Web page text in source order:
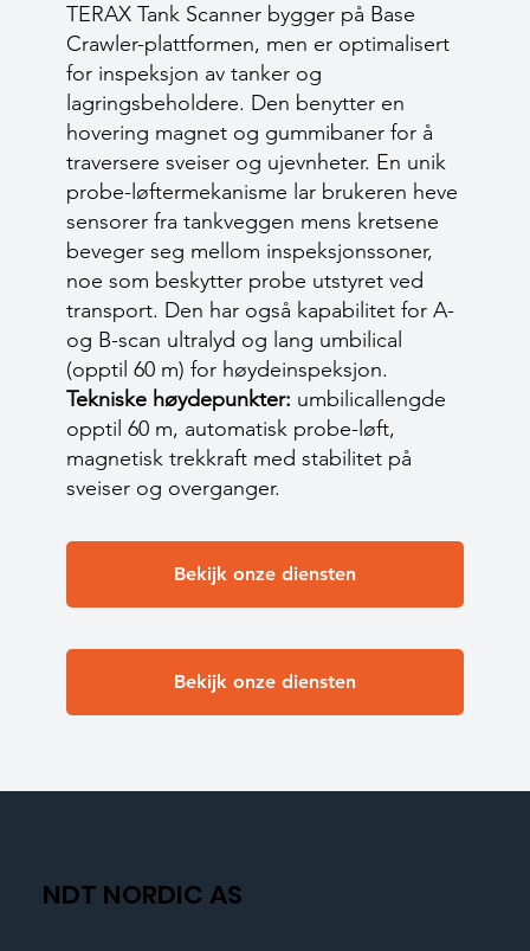
TERAX Tank Scanner bygger på Base
Crawler-plattformen, men er optimalisert
for inspeksjon av tanker og
lagringsbeholdere. Den benytter en
hovering magnet og gummibaner for å
traversere sveiser og ujevnheter. En unik
probe-løftermekanisme lar brukeren heve
sensorer fra tankveggen mens kretsene
beveger seg mellom inspeksjonssoner,
noe som beskytter probe utstyret ved
transport. Den har også kapabilitet for A-
og B-scan ultralyd og lang umbilical
(opptil 60 m) for høydeinspeksjon.
Tekniske høydepunkter: umbilicallengde
opptil 60 m, automatisk probe-løft,
magnetisk trekkraft med stabilitet på
sveiser og overganger.
Bekijk onze diensten
Bekijk onze diensten
NDT NORDIC AS